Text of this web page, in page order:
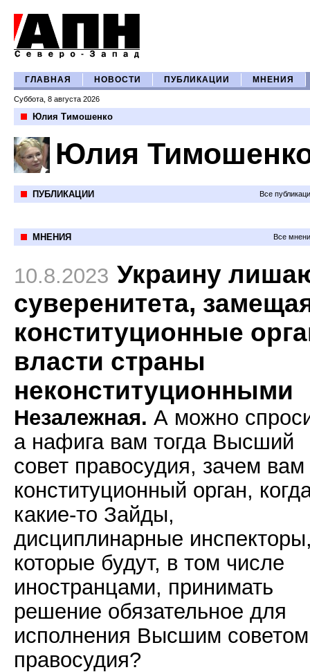
ГЛАВНАЯ НОВОСТИ ПУБЛИКАЦИИ МНЕНИЯ
Суббота, 8 августа 2026
Юлия Тимошенко
Юлия
ПУБЛИКАЦИИ Все
МНЕНИЯ Все
10.8.2023 Украину
суверенитета,
конституционные
власти страны
неконституционными
Незалежная. А можно
а нафига вам тогда Высший
совет правосудия, зачем вам
конституционный орган,
какие-то Зайды,
дисциплинарные
которые будут, в том числе
иностранцами, принимать
решение обязательное для
исполнения Высшим советом
правосудия?